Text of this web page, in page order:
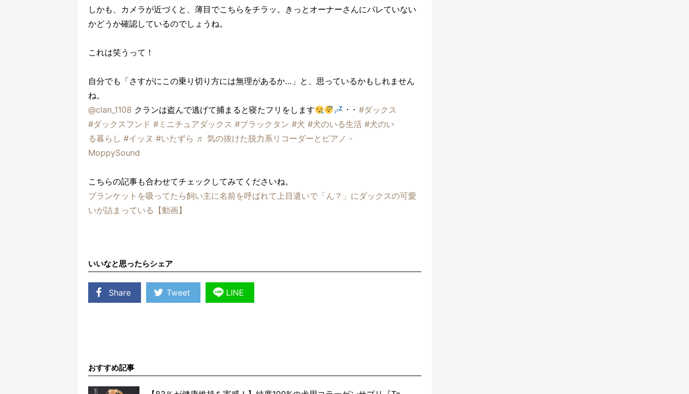
しかも、カメラが近づくと、薄目でこちらをチラッ。きっとオーナーさんにバレていない
かどうか確認しているのでしょうね。
これは笑うって！
自分でも「さすがにこの乗り切り方には無理があるか…」と、思っているかもしれません
ね。
@clan_1108 クランは盗んで逃げて捕まると寝たフリをします ･ ･ #ダックス
#ダックスフンド #ミニチュアダックス #ブラックタン #犬 #犬のいる生活 #犬のい
る暮らし #イッヌ #いたずら ♬ 気の抜けた脱力系リコーダーとピアノ -
MoppySound
こちらの記事も合わせてチェックしてみてくださいね。
ブランケットを吸ってたら飼い主に名前を呼ばれて上目遣いで「ん？」にダックスの可愛
いが詰まっている【動画】
いいなと思ったらシェア
Share Tweet LINE
おすすめ記事